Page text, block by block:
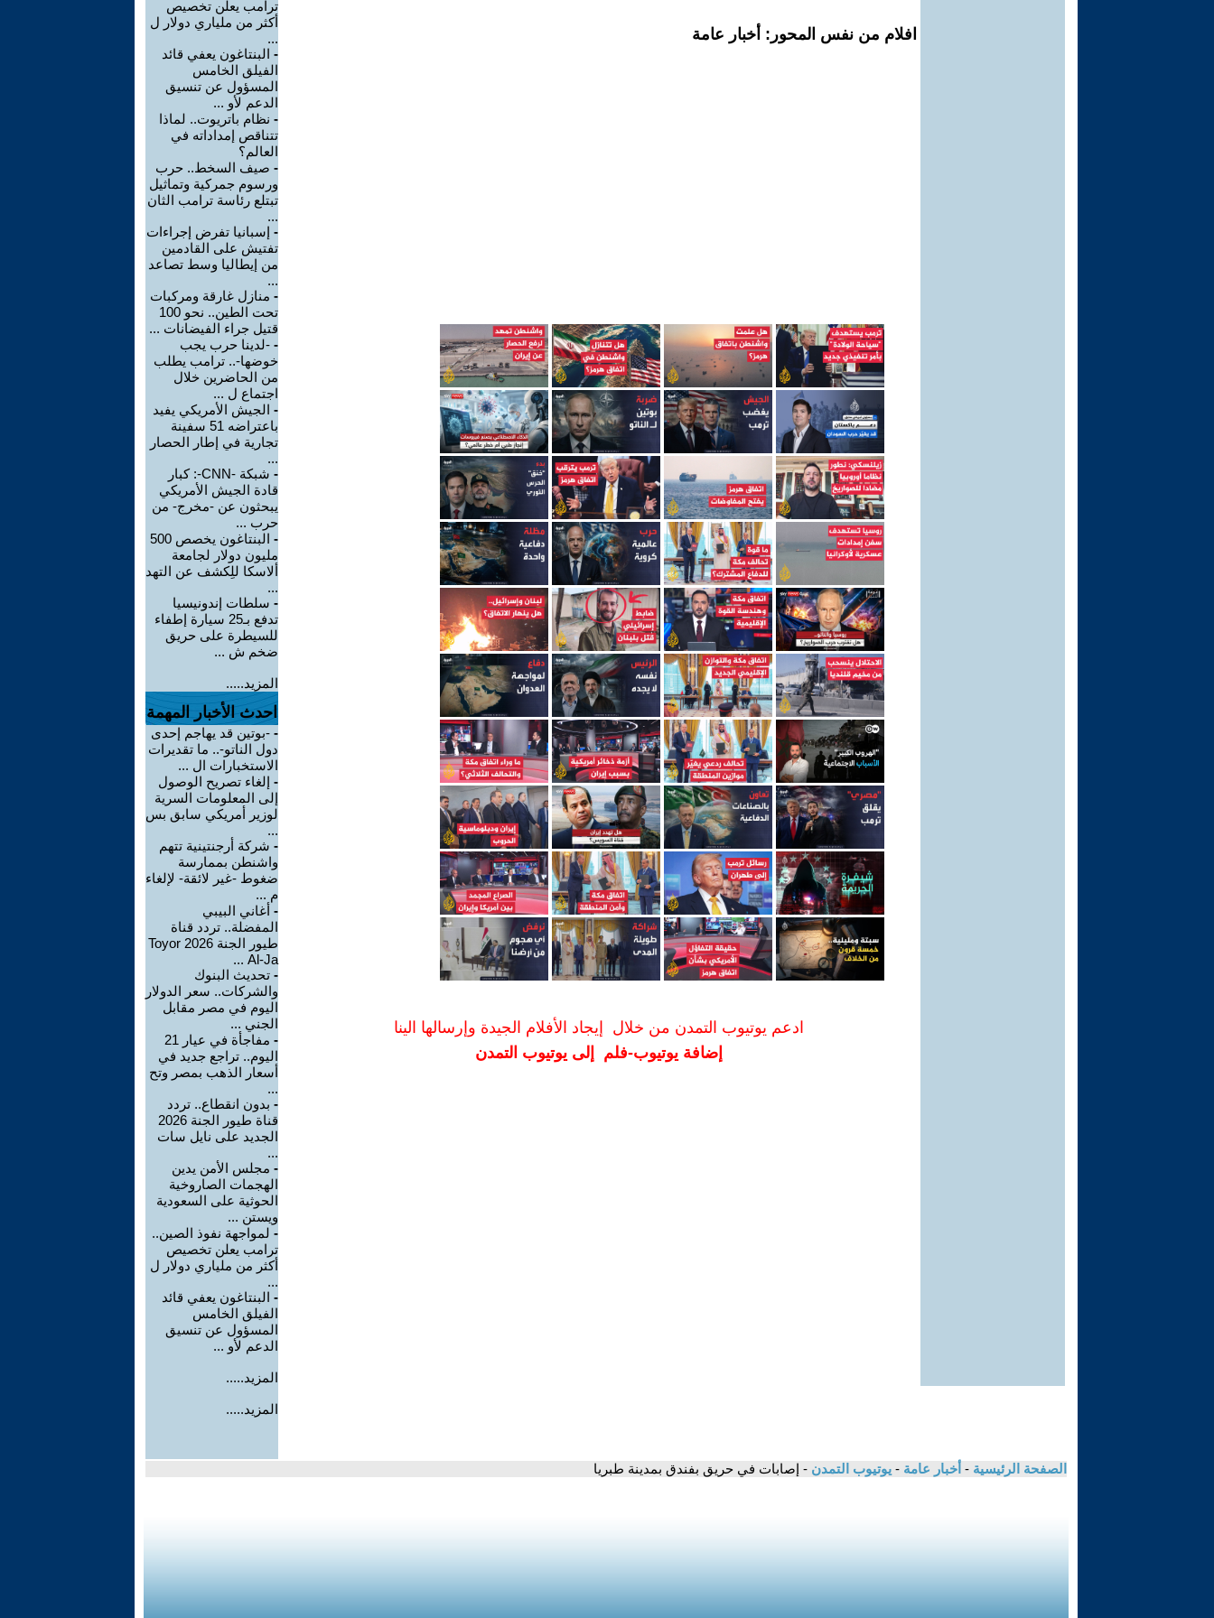
افلام من نفس المحور: أخبار عامة
ادعم يوتيوب التمدن من خلال إيجاد الأفلام الجيدة وإرسالها الينا
إضافة يوتيوب-فلم إلى يوتيوب التمدن
ترامب يعلن تخصيص
أكثر من ملياري دولار ل
...
- البنتاغون يعفي قائد
الفيلق الخامس
المسؤول عن تنسيق
الدعم لأو ...
- نظام باتريوت.. لماذا
تتناقص إمداداته في
العالم؟
- صيف السخط.. حرب
ورسوم جمركية وتماثيل
تبتلع رئاسة ترامب الثان
...
- إسبانيا تفرض إجراءات
تفتيش على القادمين
من إيطاليا وسط تصاعد
...
- منازل غارقة ومركبات
تحت الطين.. نحو 100
قتيل جراء الفيضانات ...
- -لدينا حرب يجب
خوضها-.. ترامب يطلب
من الحاضرين خلال
اجتماع ل ...
- الجيش الأمريكي يفيد
باعتراضه 51 سفينة
تجارية في إطار الحصار
...
-
شبكة -CNN-: كبار
قادة الجيش الأمريكي
يبحثون عن -مخرج- من
حرب ...
-
البنتاغون يخصص 500
مليون دولار لجامعة
ألاسكا للِكشف عن التهد
...
- سلطات إندونيسيا
تدفع بـ25 سيارة إطفاء
للسيطرة على حريق
ضخم ش ...
المزيد.....
احدث الأخبار المهمة
- -بوتين قد يهاجم إحدى
دول الناتو-.. ما تقديرات
الاستخبارات ال ...
- إلغاء تصريح الوصول
إلى المعلومات السرية
لوزير أمريكي سابق بس
...
- شركة أرجنتينية تتهم
واشنطن بممارسة
ضغوط -غير لائقة- لإلغاء
م ...
- أغاني البيبي
المفضلة.. تردد قناة
طيور الجنة 2026 Toyor
Al-Ja ...
- تحديث البنوك
والشركات.. سعر الدولار
اليوم في مصر مقابل
الجني ...
-
مفاجأة في عيار 21
اليوم.. تراجع جديد في
أسعار الذهب بمصر وتح
...
- بدون انقطاع.. تردد
قناة طيور الجنة 2026
الجديد على نايل سات
...
- مجلس الأمن يدين
الهجمات الصاروخية
الحوثية على السعودية
ويستن ...
- لمواجهة نفوذ الصين..
ترامب يعلن تخصيص
أكثر من ملياري دولار ل
...
- البنتاغون يعفي قائد
الفيلق الخامس
المسؤول عن تنسيق
الدعم لأو ...
المزيد.....
المزيد.....
الصفحة الرئيسية - أخبار عامة - يوتيوب التمدن - إصابات في حريق بفندق بمدينة طبريا